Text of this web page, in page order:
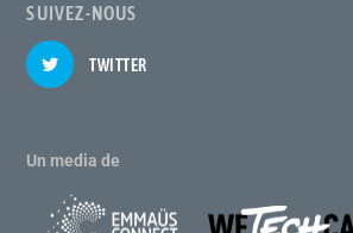
SUIVEZ-NOUS
TWITTER
Un media de